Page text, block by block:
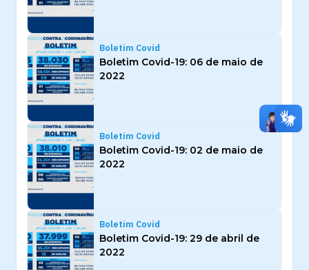
Boletim Covid
Boletim Covid-19: 06 de maio de
2022
Boletim Covid
Boletim Covid-19: 02 de maio de
2022
Boletim Covid
Boletim Covid-19: 29 de abril de
2022